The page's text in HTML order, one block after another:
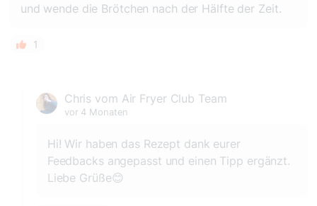
und wende die Brötchen nach der Hälfte der Zeit.
1
Chris vom Air Fryer Club Team
vor 4 Monaten
Hi! Wir haben das Rezept dank eurer
Feedbacks angepasst und einen Tipp ergänzt.
Liebe Grüße😊